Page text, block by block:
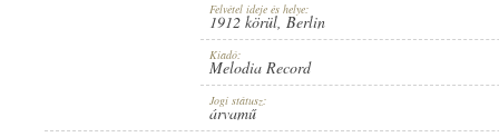
Felvétel ideje és helye:
1912 körül, Berlin
Kiadó:
Melodia Record
Jogi státusz:
árvamű